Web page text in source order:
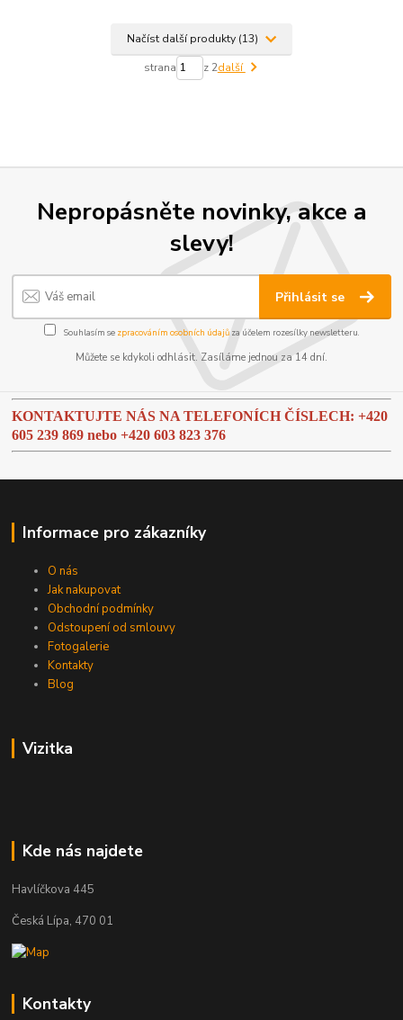
Načíst další produkty (13)
strana z 2další
Nepropásněte novinky, akce a
slevy!
Přihlásit se
Souhlasím se zpracováním osobních údajůza účelem rozesílky newsletteru.
Můžete se kdykoli odhlásit. Zasíláme jednou za 14 dní.
KONTAKTUJTE NÁS NA TELEFONÍCH ČÍSLECH: +420
605 239 869 nebo+420 603 823 376
Informace pro zákazníky
O nás
Jak nakupovat
Obchodní podmínky
Odstoupení od smlouvy
Fotogalerie
Kontakty
Blog
Vizitka
Kde nás najdete
Havlíčkova 445
Česká Lípa, 470 01
Kontakty